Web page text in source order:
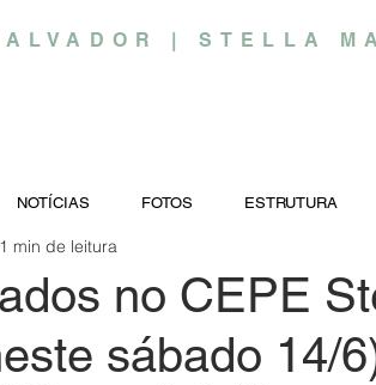
| STELLA
no CEPE
sábado 14/
1 min de leitura
NOTÍCIAS FOTOS ESTRUTURA